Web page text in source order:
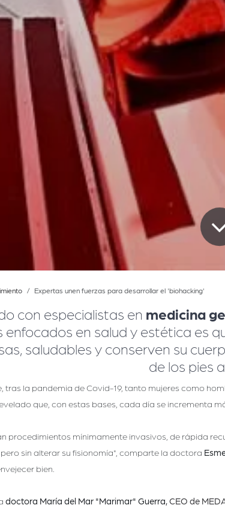
Expertas unen fuerzas para desarrollar el 'biohacking'
con especialistas en medicina
en salud y estética es
saludables y conserven su
de los pies
tras la pandemia de Covid-19, tanto mujeres como
que, con estas bases, cada día se incrementa
procedimientos mínimamente invasivos, de rápida
sin alterar su fisionomía", comparte la doctora
bien.
doctora María del Mar "Marimar" Guerra,CEO de